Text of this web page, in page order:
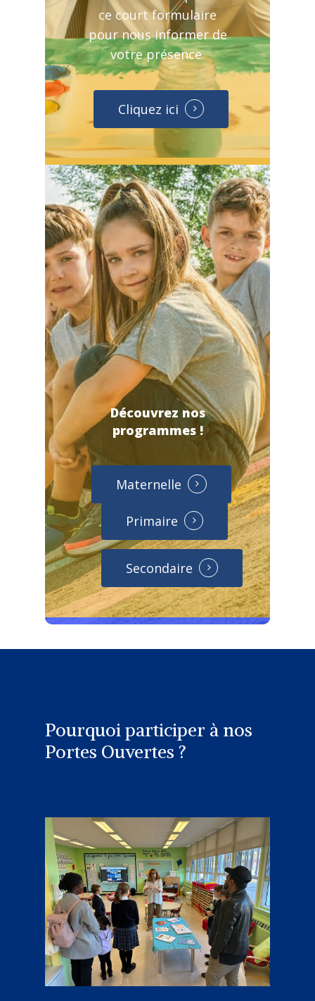
ce court formulaire
pour nous informer de
votre présence.
Cliquez ici
Découvrez nos
programmes !
Maternelle
Primaire
Secondaire
Pourquoi participer à nos
Portes Ouvertes ?